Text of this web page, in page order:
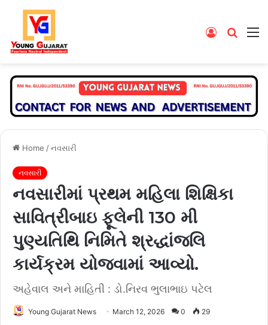
Search
Log
Home /નવસારી
નવસારી
નવસારીમાં પ્રથમ મહિલા શિક્ષિકા
સાવિત્રીબાઇ ફૂલેની 130 મી
પુણ્યતિથિ નિમિતે શ્રદ્ધાંજલિ
કાર્યક્રમ યોજવામાં આવ્યો.
અહેવાલ અને માહિતી : ડો.નિરવ ભુલાભાઇ પટેલ
Young Gujarat News March 12, 2026 0 29